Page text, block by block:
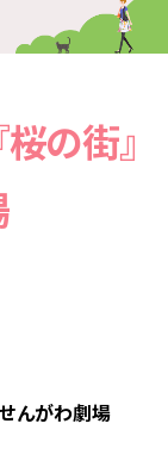
の街』
んがわ劇場